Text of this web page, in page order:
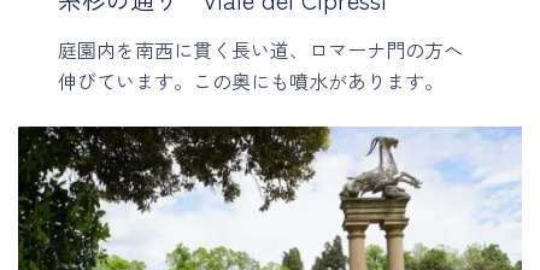
庭園内を南西に貫く長い道、ロマーナ門の方へ
伸びています。この奥にも噴水があります。